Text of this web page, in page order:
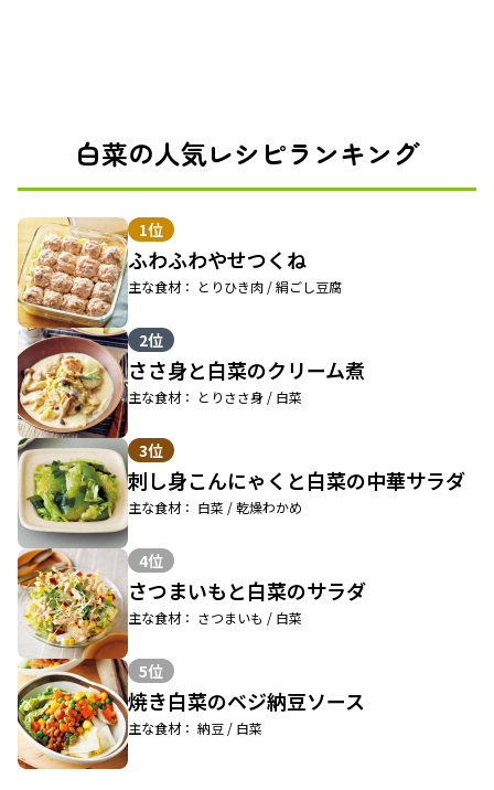
白菜の人気レシピランキング
1位
ふわふわやせつくね
主な食材： とりひき肉 / 絹ごし豆腐
2位
ささ身と白菜のクリーム煮
主な食材： とりささ身 / 白菜
3位
刺し身こんにゃくと白菜の中華サラダ
主な食材： 白菜 / 乾燥わかめ
4位
さつまいもと白菜のサラダ
主な食材： さつまいも / 白菜
5位
焼き白菜のベジ納豆ソース
主な食材： 納豆 / 白菜